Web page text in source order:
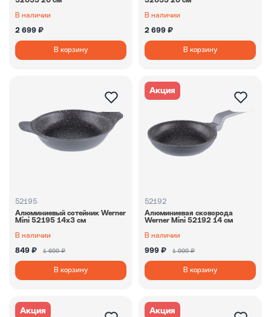
В наличии
2 699 ₽
В корзину
В наличии
2 699 ₽
В корзину
52195
Алюминиевый сотейник Werner
Mini 52195 14х3 см
В наличии
849 ₽ 1 699 ₽
В корзину
Акция
52192
Алюминиевая сковорода
Werner Mini 52192 14 см
В наличии
999 ₽ 1 999 ₽
В корзину
Акция Акция